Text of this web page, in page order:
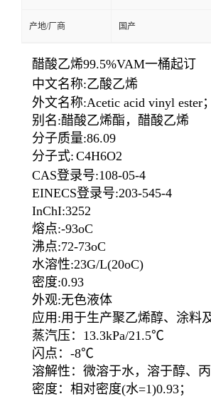
产地/厂商 国产
醋酸乙烯99.5%VAM一桶起订
中文名称:乙酸乙烯
外文名称:Acetic acid vinyl ester
别名:醋酸乙烯酯，醋酸乙烯
分子质量:86.09
分子式: C4H6O2
CAS登录号:108-05-4
EINECS登录号:203-545-4
InChI:3252
熔点:-93oC
沸点:72-73oC
水溶性:23G/L(20oC)
密度:0.93
外观:无色液体
应用:用于生产聚乙烯醇、涂料
蒸汽压：13.3kPa/21.5℃
闪点：-8℃
溶解性：微溶于水，溶于醇、
密度：相对密度(水=1)0.93；